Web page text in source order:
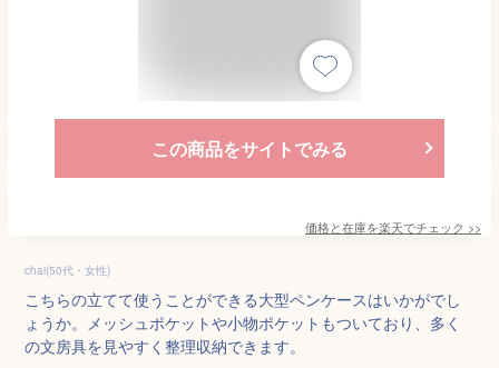
この商品をサイトでみる
価格と在庫を楽天でチェック >>
chai(50代・女性)
こちらの立てて使うことができる大型ペンケースはいかがでし
ょうか。メッシュポケットや小物ポケットもついており、多く
の文房具を見やすく整理収納できます。